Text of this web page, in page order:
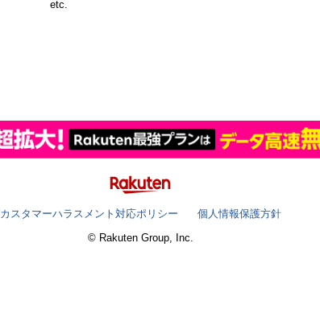
etc.
カスタマーハラスメント対応ポリシー
個人情報保護方針
© Rakuten Group, Inc.